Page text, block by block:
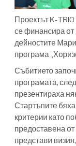
Проектът K-
се финансира
дейностите
програма
Събитието
програмата,
презентираха
Стартъпите
критерии като
предоставена от
представи